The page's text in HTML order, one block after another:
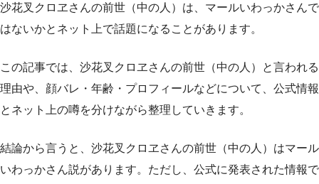
沙花叉クロヱさんの前世（中の人）は、マールいわっかさんで
はないかとネット上で話題になることがあります。
この記事では、沙花叉クロヱさんの前世（中の人）と言われる
理由や、顔バレ・年齢・プロフィールなどについて、公式情報
とネット上の噂を分けながら整理していきます。
結論から言うと、沙花叉クロヱさんの前世（中の人）はマール
いわっかさん説があります。ただし、公式に発表された情報で